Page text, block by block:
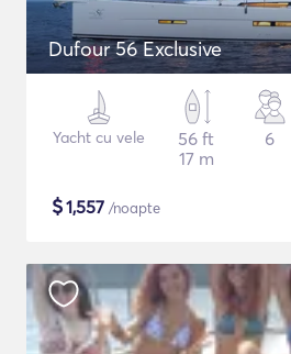
Dufour 56 Exclusive
Yacht cu vele
56 ft
17 m
6
$1,557 /noapte